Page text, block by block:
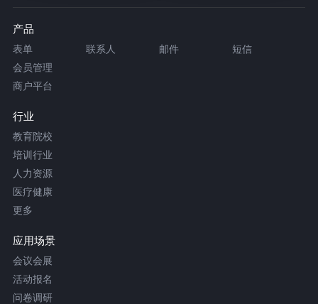
产品
表单 联系人 邮件
短信
会员管理
商户平台
行业
教育院校
培训行业
人力资源
医疗健康
更多
应用场景
会议会展
活动报名
问卷调研